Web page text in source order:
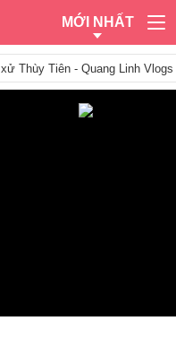
MỚI NHẤT
Thùy Tiên - Quang Linh